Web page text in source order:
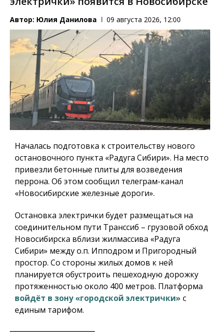
Автор: Юлия Данилова 09 августа 2026, 12:00
Началась подготовка к строительству нового
остановочного пункта «Радуга Сибири». На место
привезли бетонные плиты для возведения
перрона. Об этом сообщил телеграм-канал
«Новосибирские железные дороги».
Остановка электрички будет размещаться на
соединительном пути Транссиб – грузовой обход
Новосибирска вблизи жилмассива «Радуга
Сибири» между о.п. Ипподром и Пригородный
простор. Со стороны жилых домов к ней
планируется обустроить пешеходную дорожку
протяженностью около 400 метров. Платформа
войдёт в зону «городской электрички» с
единым тарифом.